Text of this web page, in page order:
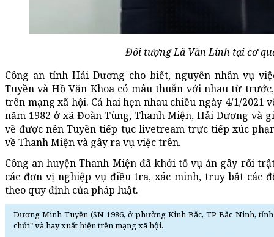
Đối tượng Lã Văn Linh tại cơ
Công an tỉnh Hải Dương cho biết, nguyên nhân vụ
Tuyền và Hồ Văn Khoa có mâu thuẫn với nhau từ
trên mạng xã hội. Cả hai hẹn nhau chiều ngày 4/1/2021
năm 1982 ở xã Đoàn Tùng, Thanh Miện, Hải Dương và
về được nên Tuyền tiếp tục livetream trực tiếp xúc
về Thanh Miện và gây ra vụ việc trên.
Công an huyện Thanh Miện đã khởi tố vụ án gây rối
các đơn vị nghiệp vụ điều tra, xác minh, truy bắt các
theo quy định của pháp luật.
Dương Minh Tuyền (SN 1986, ở phường Kinh Bắc, TP Bắc Ninh,
chửi" và hay xuất hiện trên mạng xã hội.